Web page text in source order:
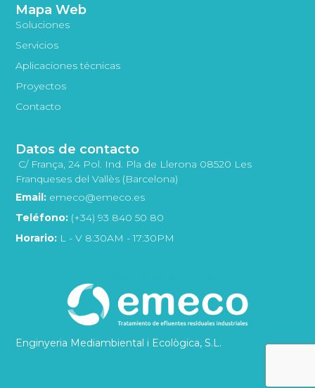
Enginyeria Mediambiental i Ecològica, S.L.
Mapa Web
Soluciones
Servicios
Aplicaciones técnicas
Proyectos
Contacto
Datos de contacto
C/ França, 24 Pol. Ind. Pla de Llerona 08520 Les
Franqueses del Vallès (Barcelona)
Email: emeco@emeco.es
Teléfono: (+34) 93 840 50 80
Horario: L - V 8:30AM - 17:30PM